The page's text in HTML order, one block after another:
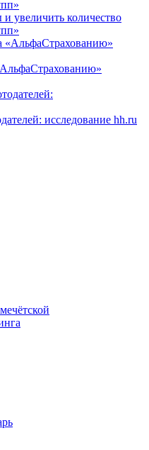
увеличить количество
исследование hh.ru